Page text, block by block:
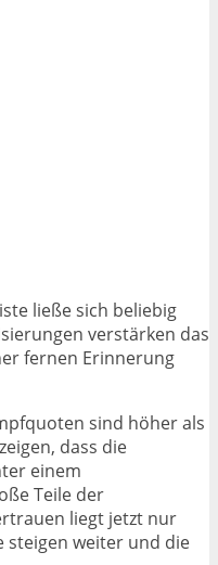
ließe sich beliebig
verstärken das
fernen Erinnerung
sind höher als
dass die
einem
Teile der
liegt jetzt nur
steigen weiter und die